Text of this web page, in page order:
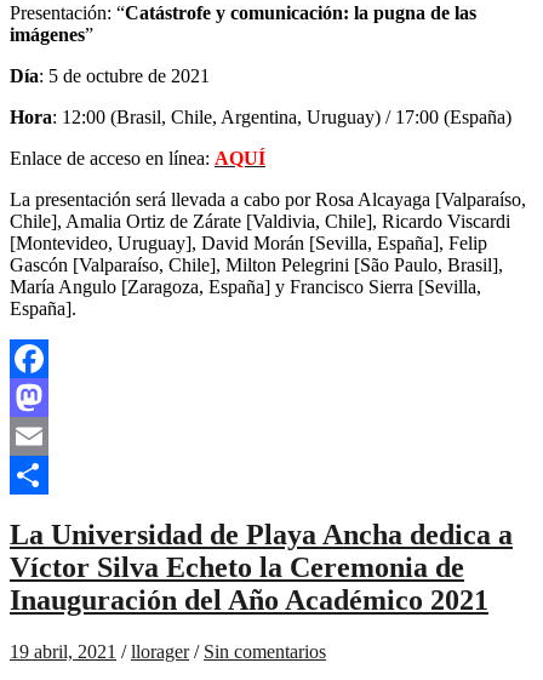
Presentación: “Catástrofe y comunicación: la pugna de las
imágenes”
Día: 5 de octubre de 2021
Hora: 12:00 (Brasil, Chile, Argentina, Uruguay) / 17:00 (España)
Enlace de acceso en línea: AQUÍ
La presentación será llevada a cabo por Rosa Alcayaga [Valparaíso,
Chile], Amalia Ortiz de Zárate [Valdivia, Chile], Ricardo Viscardi
[Montevideo, Uruguay], David Morán [Sevilla, España], Felip
Gascón [Valparaíso, Chile], Milton Pelegrini [São Paulo, Brasil],
María Angulo [Zaragoza, España] y Francisco Sierra [Sevilla,
España].
Facebook
Mastodon
Email
La Universidad de Playa Ancha dedica a
Víctor Silva Echeto la Ceremonia de
Inauguración del Año Académico 2021
19 abril, 2021 /llorager / Sin comentarios